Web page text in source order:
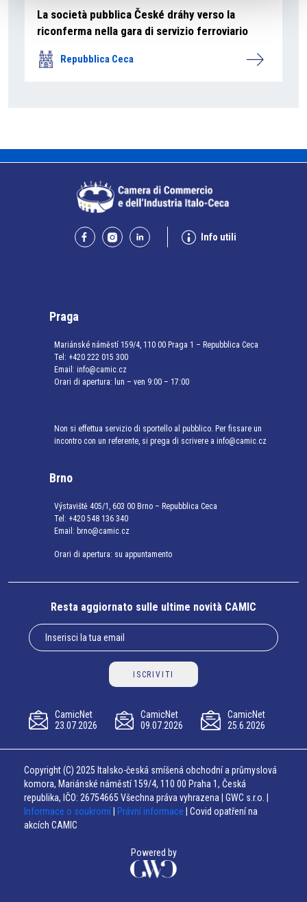
La società pubblica České dráhy verso la
riconferma nella gara di servizio ferroviario
Repubblica Ceca
Info utili
Praga
Mariánské náměstí 159/4, 110 00 Praga 1 – Repubblica Ceca
Tel: +420 222 015 300
Email: info@camic.cz
Orari di apertura: lun – ven 9:00 – 17:00
Non si effettua servizio di sportello al pubblico. Per fissare un
incontro con un referente, si prega di scrivere a info@camic.cz
Brno
Výstaviště 405/1, 603 00 Brno – Repubblica Ceca
Tel: +420 548 136 340
Email: brno@camic.cz
Orari di apertura: su appuntamento
Resta aggiornato sulle ultime novità CAMIC
ISCRIVITI
CamicNet
23.07.2026
CamicNet
09.07.2026
CamicNet
25.6.2026
Copyright (C) 2025 Italsko-česká smíšená obchodní a průmyslová
komora, Mariánské náměstí 159/4, 110 00 Praha 1, Česká
republika, IČO: 26754665 Všechna práva vyhrazena | GWC s.r.o. |
Informace o soukromí
Právní informace | Covid opatření na
akcích CAMIC
Powered by